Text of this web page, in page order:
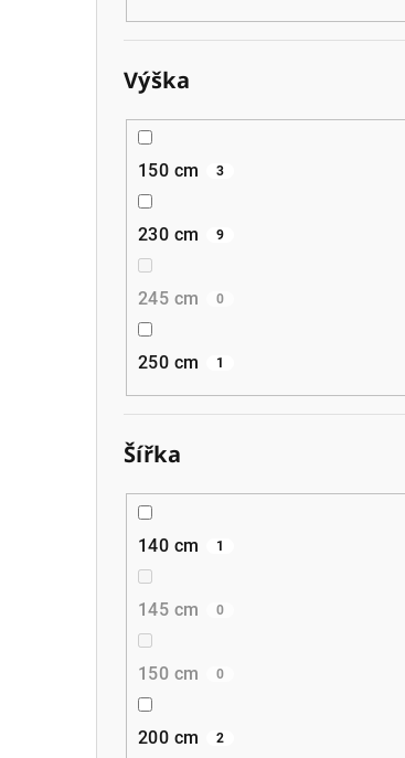
Výška
150 cm 3
230 cm 9
245 cm 0
250 cm 1
Šířka
140 cm 1
145 cm 0
150 cm 0
200 cm 2